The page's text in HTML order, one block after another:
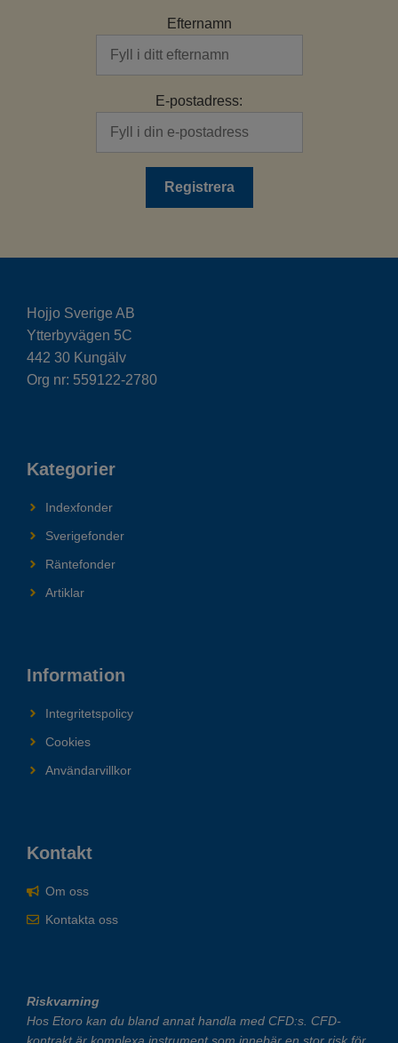
Efternamn
E-postadress:
Hojjo Sverige AB
Ytterbyvägen 5C
442 30 Kungälv
Org nr: 559122-2780
Kategorier
Indexfonder
Sverigefonder
Räntefonder
Artiklar
Information
Integritetspolicy
Cookies
Användarvillkor
Kontakt
Om oss
Kontakta oss
Riskvarning
Hos Etoro kan du bland annat handla med CFD:s. CFD-